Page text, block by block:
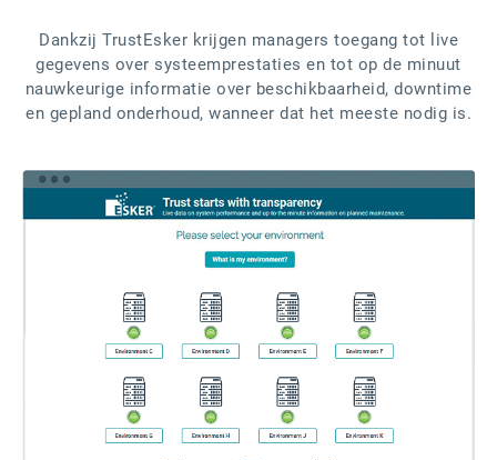
Dankzij TrustEsker krijgen managers toegang tot live
gegevens over systeemprestaties en tot op de minuut
nauwkeurige informatie over beschikbaarheid, downtime
en gepland onderhoud, wanneer dat het meeste nodig is.